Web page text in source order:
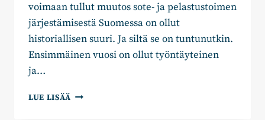
voimaan tullut muutos sote- ja pelastustoimen
järjestämisestä Suomessa on ollut
historiallisen suuri. Ja siltä se on tuntunutkin.
Ensimmäinen vuosi on ollut työntäyteinen
ja…
LUE LISÄÄ UUDEN